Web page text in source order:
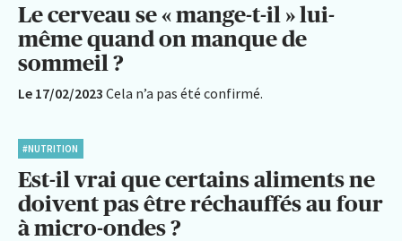
Le cerveau se « mange-t-il » lui-
même quand on manque de
sommeil ?
Le 17/02/2023 Cela n’a pas été confirmé.
#NUTRITION
Est-il vrai que certains aliments ne
doivent pas être réchauffés au four
à micro-ondes ?